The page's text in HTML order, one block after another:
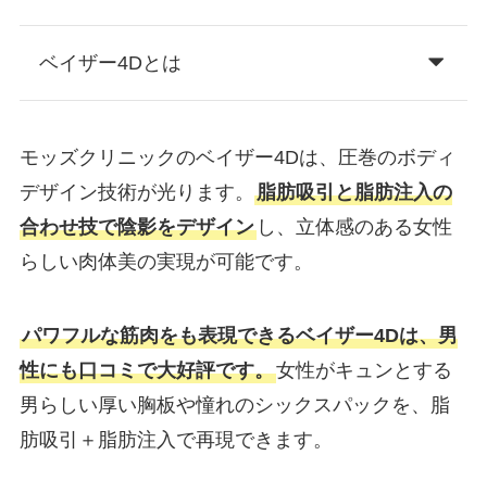
ベイザー4Dとは
モッズクリニックのベイザー4Dは、圧巻のボディ
デザイン技術が光ります。 脂肪吸引と脂肪注入の
合わせ技で陰影をデザインし、立体感のある女性
らしい肉体美の実現が可能です。
パワフルな筋肉をも表現できるベイザー4Dは、男
性にも口コミで大好評です。女性がキュンとする
男らしい厚い胸板や憧れのシックスパックを、脂
肪吸引＋脂肪注入で再現できます。